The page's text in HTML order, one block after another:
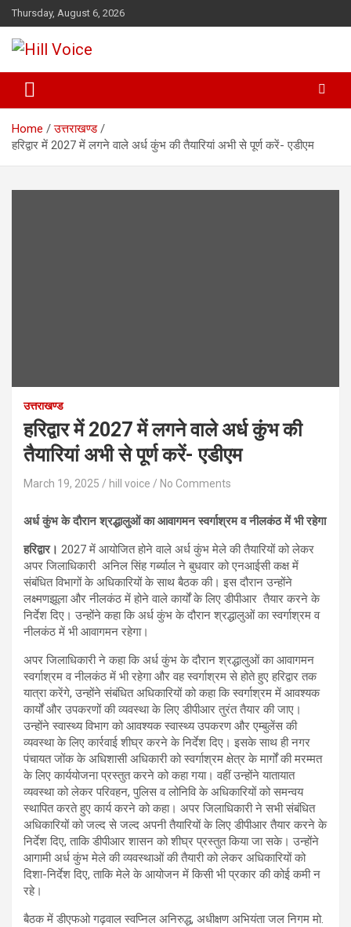
Skip
to
content
Thursday, August 6, 2026
Hill Voice
Home
उत्तराखण्ड
हरिद्वार में 2027 में लगने वाले अर्ध कुंभ की तैयारियां अभी से पूर्ण करें- एडीएम
उत्तराखण्ड
हरिद्वार में 2027 में लगने वाले अर्ध कुंभ की
तैयारियां अभी से पूर्ण करें- एडीएम
March 19, 2025 hill voice No Comments
अर्ध कुंभ के दौरान श्रद्धालुओं का आवागमन स्वर्गाश्रम व नीलकंठ में भी रहेगा
हरिद्वार। 2027 में आयोजित होने वाले अर्ध कुंभ मेले की तैयारियों को लेकर
अपर जिलाधिकारी अनिल सिंह गर्ब्याल ने बुधवार को एनआईसी कक्ष में
संबंधित विभागों के अधिकारियों के साथ बैठक की। इस दौरान उन्होंने
लक्ष्मणझूला और नीलकंठ में होने वाले कार्यों के लिए डीपीआर तैयार करने के
निर्देश दिए। उन्होंने कहा कि अर्ध कुंभ के दौरान श्रद्धालुओं का स्वर्गाश्रम व
नीलकंठ में भी आवागमन रहेगा।
अपर जिलाधिकारी ने कहा कि अर्ध कुंभ के दौरान श्रद्धालुओं का आवागमन
स्वर्गाश्रम व नीलकंठ में भी रहेगा और वह स्वर्गाश्रम से होते हुए हरिद्वार तक
यात्रा करेंगे, उन्होंने संबंधित अधिकारियों को कहा कि स्वर्गाश्रम में आवश्यक
कार्यों और उपकरणों की व्यवस्था के लिए डीपीआर तुरंत तैयार की जाए।
उन्होंने स्वास्थ्य विभाग को आवश्यक स्वास्थ्य उपकरण और एम्बुलेंस की
व्यवस्था के लिए कार्रवाई शीघ्र करने के निर्देश दिए। इसके साथ ही नगर
पंचायत जोंक के अधिशासी अधिकारी को स्वर्गाश्रम क्षेत्र के मार्गों की मरम्मत
के लिए कार्ययोजना प्रस्तुत करने को कहा गया। वहीं उन्होंने यातायात
व्यवस्था को लेकर परिवहन, पुलिस व लोनिवि के अधिकारियों को समन्वय
स्थापित करते हुए कार्य करने को कहा। अपर जिलाधिकारी ने सभी संबंधित
अधिकारियों को जल्द से जल्द अपनी तैयारियों के लिए डीपीआर तैयार करने के
निर्देश दिए, ताकि डीपीआर शासन को शीघ्र प्रस्तुत किया जा सके। उन्होंने
आगामी अर्ध कुंभ मेले की व्यवस्थाओं की तैयारी को लेकर अधिकारियों को
दिशा-निर्देश दिए, ताकि मेले के आयोजन में किसी भी प्रकार की कोई कमी न
रहे।
बैठक में डीएफओ गढ़वाल स्वप्निल अनिरुद्ध, अधीक्षण अभियंता जल निगम मो.